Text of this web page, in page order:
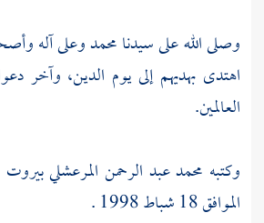
وصلى الله على سيدنامحمدوعلى آله
اهتدى بهديهم إلى يوم الدين، وآخر
العالمين.
وكتبه محمد عبد الرحمن المرعشليبيروت
الموافق 18 شباط 1998 .